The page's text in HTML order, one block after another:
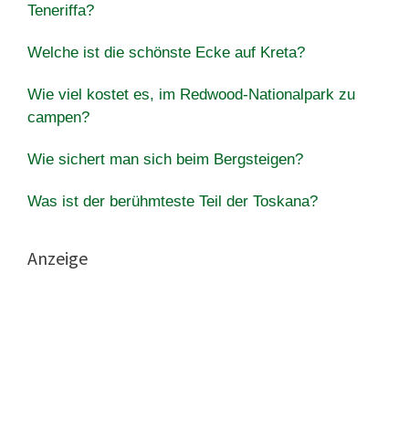
Teneriffa?
Welche ist die schönste Ecke auf Kreta?
Wie viel kostet es, im Redwood-Nationalpark zu
campen?
Wie sichert man sich beim Bergsteigen?
Was ist der berühmteste Teil der Toskana?
Anzeige